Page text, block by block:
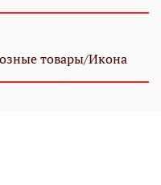
товары/Икона